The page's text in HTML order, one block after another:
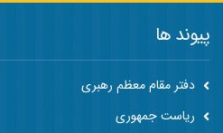
پیوند ها
دفتر مقام معظم رهبری
ریاست جمهوری